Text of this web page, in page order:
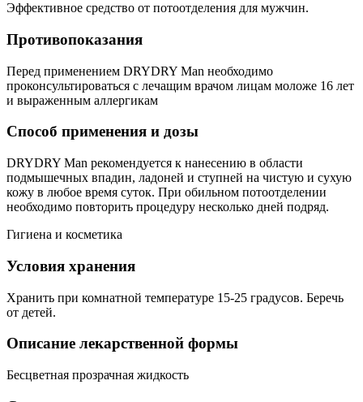
Эффективное средство от потоотделения для мужчин.
Противопоказания
Перед применением DRYDRY Man необходимо
проконсультироваться с лечащим врачом лицам моложе 16 лет
и выраженным аллергикам
Способ применения и дозы
DRYDRY Man рекомендуется к нанесению в области
подмышечных впадин, ладоней и ступней на чистую и сухую
кожу в любое время суток. При обильном потоотделении
необходимо повторить процедуру несколько дней подряд.
Гигиена и косметика
Условия хранения
Хранить при комнатной температуре 15-25 градусов. Беречь
от детей.
Описание лекарственной формы
Бесцветная прозрачная жидкость